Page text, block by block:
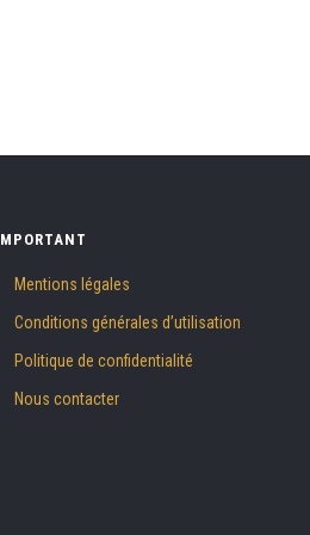
Mentions légales
Conditions générales d’utilisation
Politique de confidentialité
Nous contacter
de confidentialité, en garantissant